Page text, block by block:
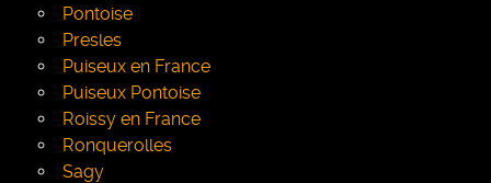
Pontoise
Presles
Puiseux en France
Puiseux Pontoise
Roissy en France
Ronquerolles
Sagy